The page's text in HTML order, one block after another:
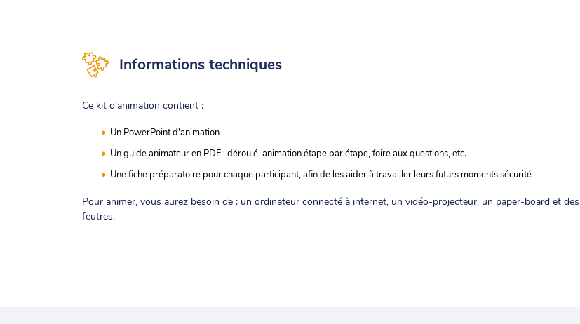
Informations techniques
Ce kit d'animation contient :
Un PowerPoint d'animation
Un guide animateur en PDF : déroulé, animation étape par étape, foire aux questions, etc.
Une fiche préparatoire pour chaque participant, afin de les aider à travailler leurs futurs moments sécurité
Pour animer, vous aurez besoin de : un ordinateur connecté à internet, un vidéo-projecteur, un paper-board et des
feutres.